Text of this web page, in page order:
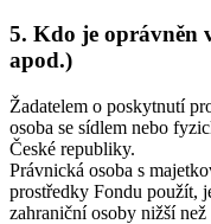
5. Kdo je oprávněn
apod.)
Žadatelem o poskytnutí
osoba se sídlem nebo
České republiky.
Právnická osoba s
prostředky Fondu použít,
zahraniční osoby nižší než